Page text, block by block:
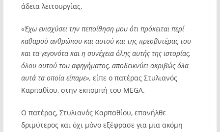
άδεια λειτουργίας.
«Έχω ενισχύσει την πεποίθηση μου ότι πρόκειται περί
καθαρού ανθρώπου και αυτού και της πρεσβυτέρας του
και τα γεγονότα και η συνέχεια όλης αυτής της ιστορίας,
όλου αυτού του αφηγήματος, αποδεικνύει ακριβώς όλα
αυτά τα οποία είπαμε», είπε ο πατέρας Στυλιανός
Καρπαθίου, στην εκπομπή του MEGA.
Ο πατέρας, Στυλιανός Καρπαθίου, επανήλθε
δριμύτερος και όχι μόνο εξέφρασε για μια ακόμη